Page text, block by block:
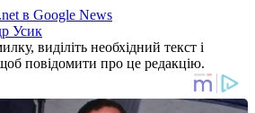
в Google News
Усик
виділіть необхідний текст і
повідомити про це редакцію.